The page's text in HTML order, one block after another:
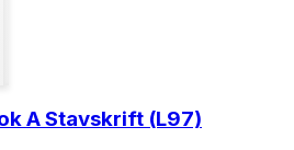
A Stavskrift (L97)